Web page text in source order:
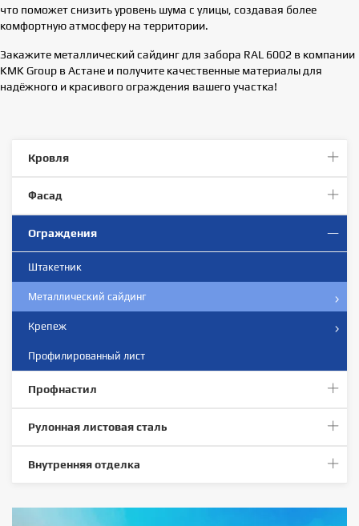
Кровля
Фасад
Ограждения
Штакетник
Металлический сайдинг
Крепеж
Профилированный лист
Профнастил
Рулонная листовая сталь
Внутренняя отделка
что поможет снизить уровень шума с улицы, создавая более
комфортную атмосферу на территории.
Закажите металлический сайдинг для забора RAL 6002 в компании
KMK Group в Астане и получите качественные материалы для
надёжного и красивого ограждения вашего участка!